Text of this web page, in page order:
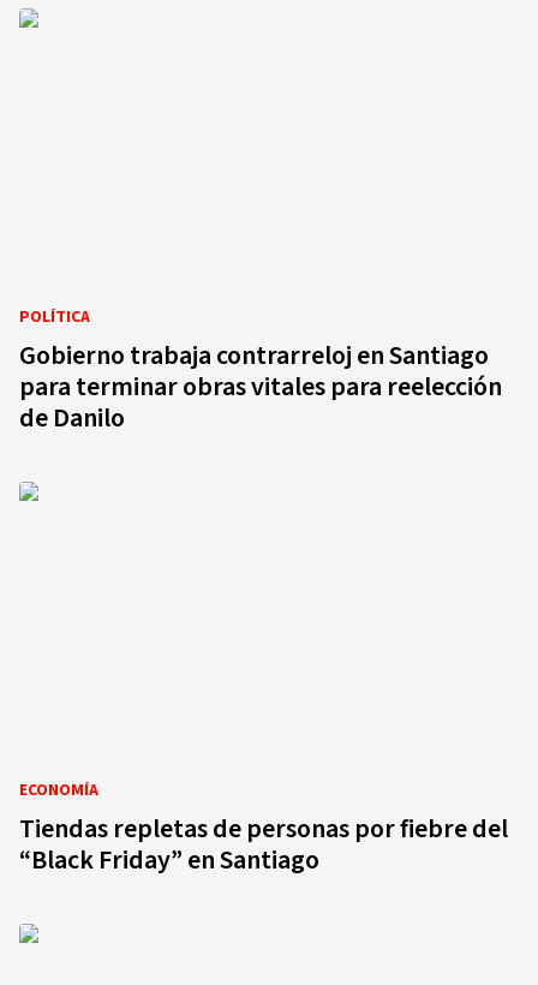
POLÍTICA
Gobierno trabaja contrarreloj en Santiago
para terminar obras vitales para reelección
de Danilo
ECONOMÍA
Tiendas repletas de personas por fiebre del
“Black Friday” en Santiago